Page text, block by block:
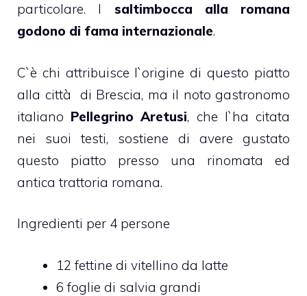
particolare. I saltimbocca alla romana
godono di fama internazionale.
C`è chi attribuisce l`origine di questo piatto
alla città di Brescia, ma il noto gastronomo
italiano Pellegrino Aretusi, che l`ha citata
nei suoi testi, sostiene di avere gustato
questo piatto presso una rinomata ed
antica trattoria romana.
Ingredienti per 4 persone
12 fettine di vitellino da latte
6 foglie di salvia grandi